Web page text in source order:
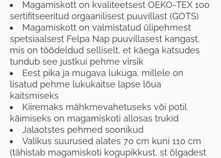
Magamiskott on kvaliteetsest OEKO-TEX 100
sertifitseeritud orgaanilisest puuvillast (GOTS)
Magamiskott on valmistatud ülipehmest
spetsiaalsest Felpa Nap puuvillasest kangast,
mis on töödeldud selliselt, et käega katsudes
tundub see justkui pehme virsik
Eest pika ja mugava lukuga, millele on
lisatud pehme lukukaitse lapse lõua
kaitsmiseks
Kiiremaks mähkmevahetuseks või potil
käimiseks on magamiskoti allosas trukid
Jalaotstes pehmed soonikud
Valikus suurused alates 70 cm kuni 110 cm
(tähistab magamiskoti kogupikkust, st õlgadest